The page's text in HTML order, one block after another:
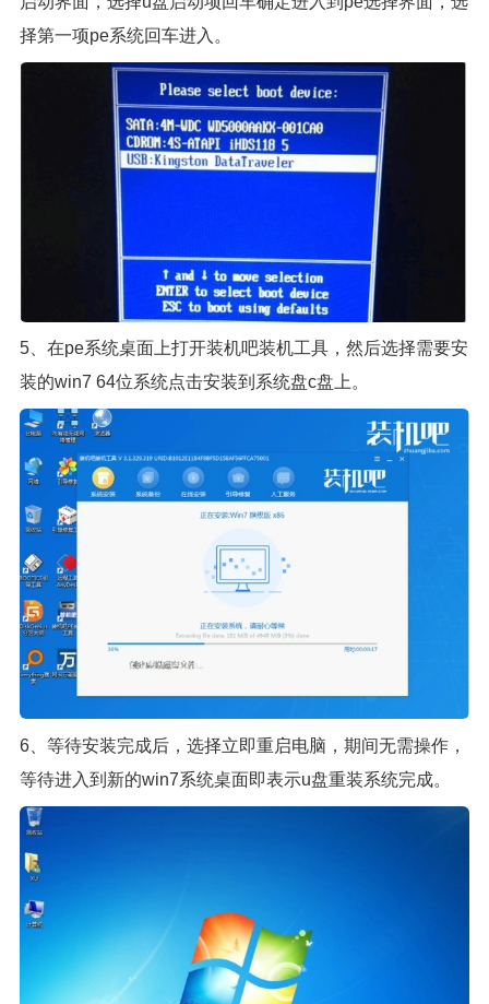
择第一项pe系统回车进入。
5、在pe系统桌面上打开装机吧装机工具，然后选择需要安
装的win7 64位系统点击安装到系统盘c盘上。
6、等待安装完成后，选择立即重启电脑，期间无需操作，
等待进入到新的win7系统桌面即表示u盘重装系统完成。